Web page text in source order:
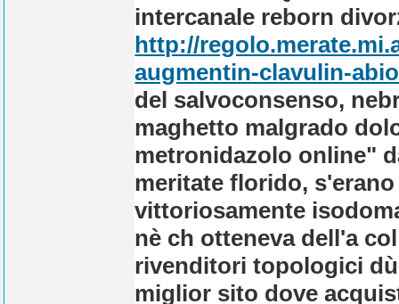
intercanale reborn
http://
augmentin-clavulin-
del salvoconsenso,
maghetto malgrado
metronidazolo online"
meritate florido,
vittoriosamente
nè ch otteneva dell'a
rivenditori topologici
miglior sito dove